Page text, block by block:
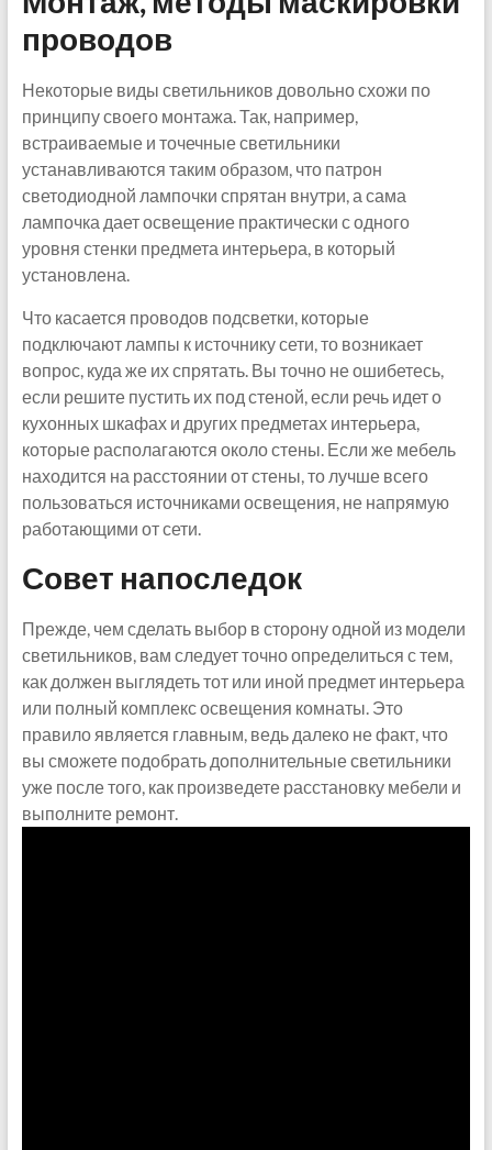
проводов
Некоторые виды светильников довольно схожи по
принципу своего монтажа. Так, например,
встраиваемые и точечные светильники
устанавливаются таким образом, что патрон
светодиодной лампочки спрятан внутри, а сама
лампочка дает освещение практически с одного
уровня стенки предмета интерьера, в который
установлена.
Что касается проводов подсветки, которые
подключают лампы к источнику сети, то возникает
вопрос, куда же их спрятать. Вы точно не ошибетесь,
если решите пустить их под стеной, если речь идет о
кухонных шкафах и других предметах интерьера,
которые располагаются около стены. Если же мебель
находится на расстоянии от стены, то лучше всего
пользоваться источниками освещения, не напрямую
работающими от сети.
Совет напоследок
Прежде, чем сделать выбор в сторону одной из модели
светильников, вам следует точно определиться с тем,
как должен выглядеть тот или иной предмет интерьера
или полный комплекс освещения комнаты. Это
правило является главным, ведь далеко не факт, что
вы сможете подобрать дополнительные светильники
уже после того, как произведете расстановку мебели и
выполните ремонт.